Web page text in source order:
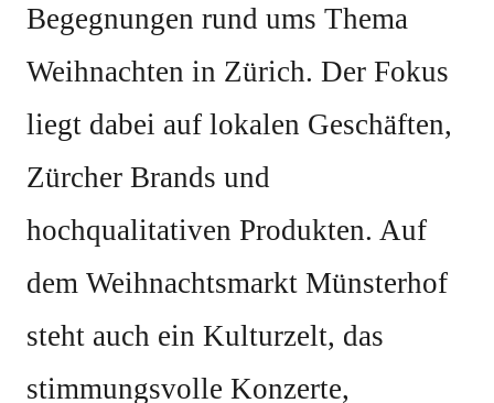
Begegnungen rund ums Thema
Weihnachten in Zürich. Der Fokus
liegt dabei auf lokalen Geschäften,
Zürcher Brands und
hochqualitativen Produkten. Auf
dem Weihnachtsmarkt Münsterhof
steht auch ein Kulturzelt, das
stimmungsvolle Konzerte,